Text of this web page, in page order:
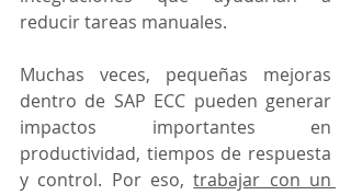
reducir tareas manuales.
Muchas veces, pequeñas mejoras
dentro de SAP ECC pueden generar
impactos importantes en
productividad, tiempos de respuesta
y control. Por eso, trabajar con un